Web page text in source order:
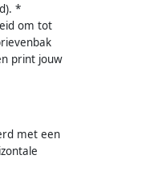
*
om tot
print jouw
met een